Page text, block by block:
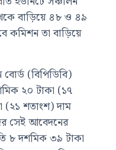
বাড়িয়ে ৪৮ ও ৪৯
কমিশন তা বাড়িয়ে
বোর্ড (বিপিডিবি)
২০ টাকা (১৭
(২১ শতাংশ) দাম
সেই আবেদনের
৮ দশমিক ৩৯ টাকা